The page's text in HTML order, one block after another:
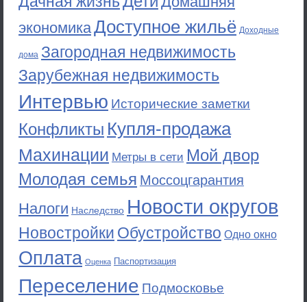
экономикаДоступное жильё Доходные
дома Загородная недвижимость
Зарубежная недвижимость
Интервью Исторические заметки
Конфликты Купля-продажа
Махинации Метры в сети Мой двор
Молодая семья Моссоцгарантия
Налоги Наследство Новости округов
Новостройки Обустройство Одно окно
Оплата Оценка Паспортизация
Переселение Подмосковье